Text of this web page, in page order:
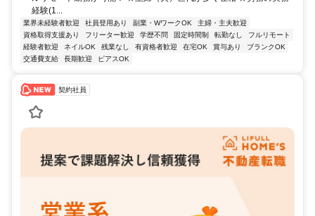
経験(1...
業界未経験者歓迎 社員登用あり 副業・WワークOK
主婦・主夫歓迎
資格取得支援あり
フリーター歓迎 学歴不問 固定時間制 転勤なし
フルリモート
経験者歓迎
ネイルOK 残業なし 有資格者歓迎 在宅OK 賞与あり
ブランクOK
交通費支給
長期歓迎 ピアスOK
契約社員